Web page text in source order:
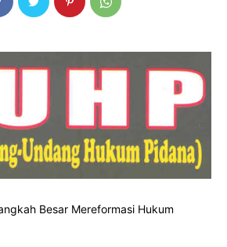
Besar Mereformasi Hukum